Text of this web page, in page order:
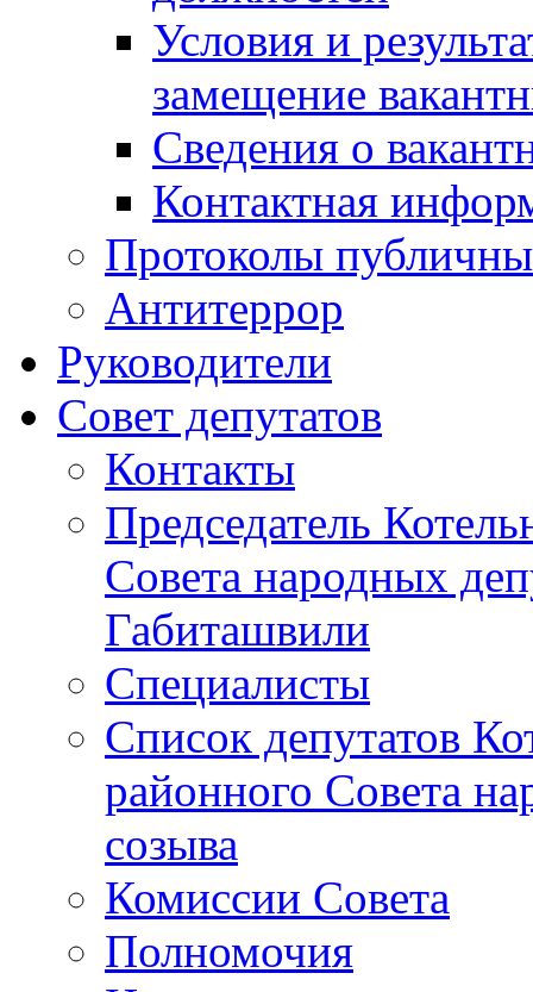
Условия и
замещение
Сведения о
Контактная
Протоколы
Антитеррор
Руководители
Совет депутатов
Контакты
Председатель
Совета народных
Габиташвили
Специалисты
Список депутатов
районного Совета
созыва
Комиссии Совета
Полномочия